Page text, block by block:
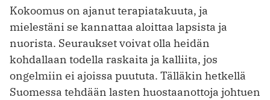
Kokoomus on ajanut terapiatakuuta, ja
mielestäni se kannattaa aloittaa lapsista ja
nuorista. Seuraukset voivat olla heidän
kohdallaan todella raskaita ja kalliita, jos
ongelmiin ei ajoissa puututa. Tälläkin hetkellä
Suomessa tehdään lasten huostaanottoja johtuen